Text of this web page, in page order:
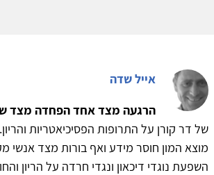
אייל שדה
הרגעה מצד אחד הפחדה מצד
של דר קורן על התרופות הפסיכיאטריות
מוצא המון חוסר מידע ואף בורות מצד אנשי
השפעת נוגדי דיכאון ונגדי חרדה על הריון